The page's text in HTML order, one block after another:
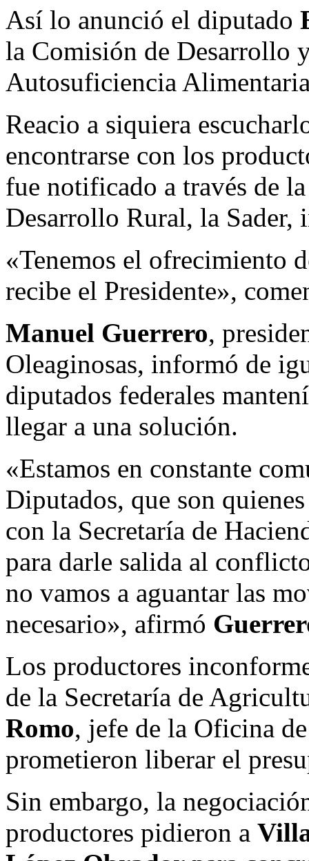
Así lo anunció el diputado
la Comisión de Desarrollo
Autosuficiencia
Reacio a siquiera
encontrarse con los
fue notificado a través de
Desarrollo Rural, la Sader,
«Tenemos el ofrecimiento
recibe el Presidente»,
Manuel Guerrero,
Oleaginosas, informó de
diputados federales
llegar a una solución.
«Estamos en constante
Diputados, que son
con la Secretaría de
para darle salida al
no vamos a aguantar las
necesario», afirmó
Los productores
de la Secretaría de
Romo, jefe de la Oficina
prometieron liberar el
Sin embargo, la
productores pidieron a